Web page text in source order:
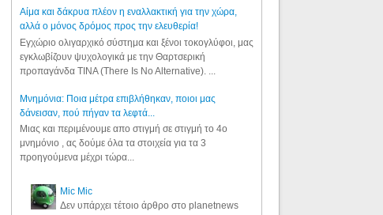
Αίμα και δάκρυα πλέον η εναλλακτική για την χώρα,
αλλά ο μόνος δρόμος προς την ελευθερία!
Εγχώριο ολιγαρχικό σύστημα και ξένοι τοκογλύφοι, μας
εγκλωβίζουν ψυχολογικά με την Θαρτσερική
προπαγάνδα TINA (There Is No Alternative). ...
Μνημόνια: Ποια μέτρα επιβλήθηκαν, ποιοι μας
δάνεισαν, πού πήγαν τα λεφτά...
Μιας και περιμένουμε απο στιγμή σε στιγμή το 4ο
μνημόνιο , ας δούμε όλα τα στοιχεία για τα 3
προηγούμενα μέχρι τώρα...
Mic Mic
Δεν υπάρχει τέτοιο άρθρο στο planetnews